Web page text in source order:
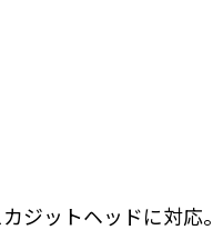
ジットヘッドに対応。